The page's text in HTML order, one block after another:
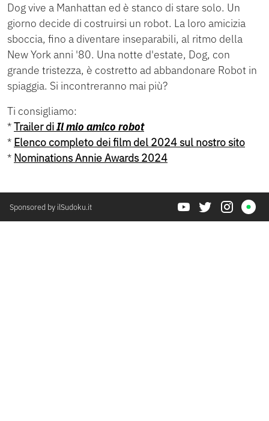
Dog vive a Manhattan ed è stanco di stare solo. Un
giorno decide di costruirsi un robot. La loro amicizia
sboccia, fino a diventare inseparabili, al ritmo della
New York anni '80. Una notte d'estate, Dog, con
grande tristezza, è costretto ad abbandonare Robot in
spiaggia. Si incontreranno mai più?
Ti consigliamo:
*Trailer diIl mio amico robot
* Elenco completo dei film del 2024 sul nostro sito
* Nominations Annie Awards 2024
Sponsored by ilSudoku.it